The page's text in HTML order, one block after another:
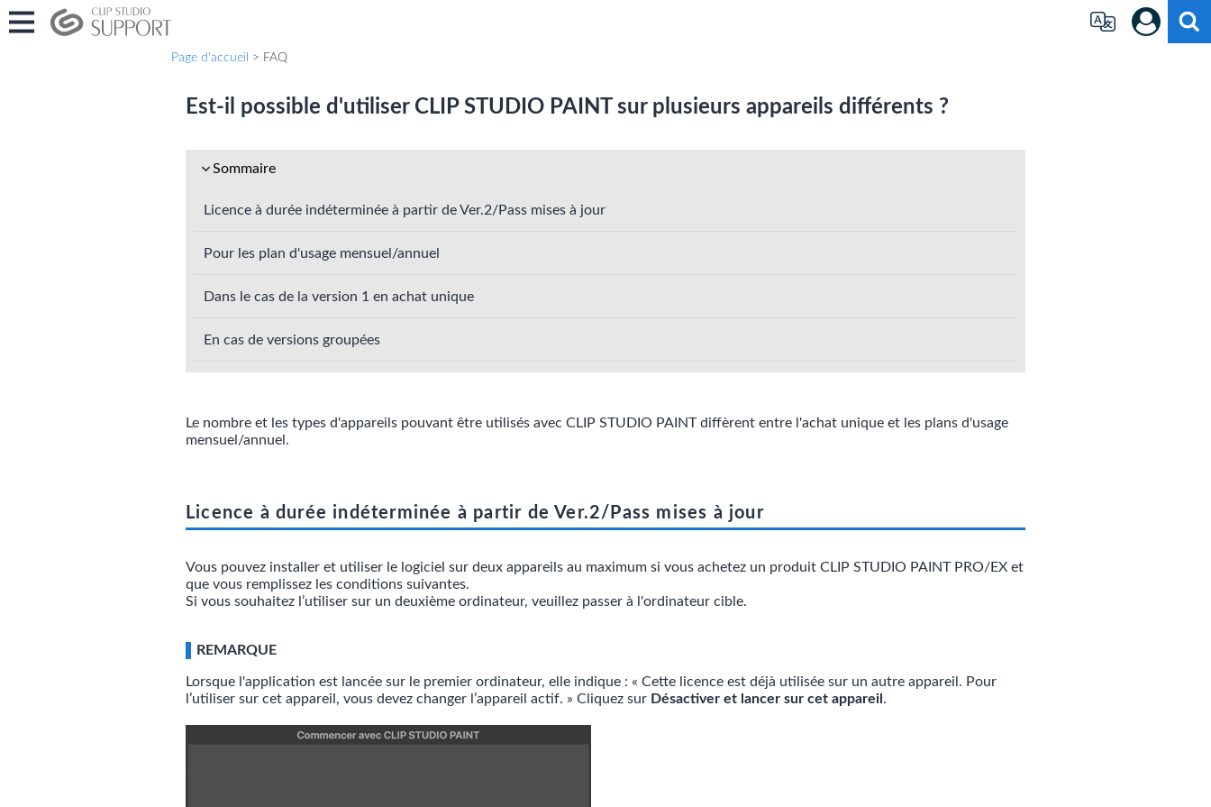
Page d'accueil > FAQ
Est-il possible d'utiliser CLIP STUDIO PAINT sur plusieurs appareils différents ?
Sommaire
Licence à durée indéterminée à partir de Ver.2/Pass mises à jour
Pour les plan d'usage mensuel/annuel
Dans le cas de la version 1 en achat unique
En cas de versions groupées
Le nombre et les types d'appareils pouvant être utilisés avec CLIP STUDIO PAINT diffèrent entre l'achat unique et les plans d'usage
mensuel/annuel.
Licence à durée indéterminée à partir de Ver.2/Pass mises à jour
Vous pouvez installer et utiliser le logiciel sur deux appareils au maximum si vous achetez un produit CLIP STUDIO PAINT PRO/EX et
que vous remplissez les conditions suivantes.
Si vous souhaitez l’utiliser sur un deuxième ordinateur, veuillez passer à l'ordinateur cible.
REMARQUE
Lorsque l'application est lancée sur le premier ordinateur, elle indique : « Cette licence est déjà utilisée sur un autre appareil. Pour
l’utiliser sur cet appareil, vous devez changer l’appareil actif. » Cliquez sur Désactiver et lancer sur cet appareil .